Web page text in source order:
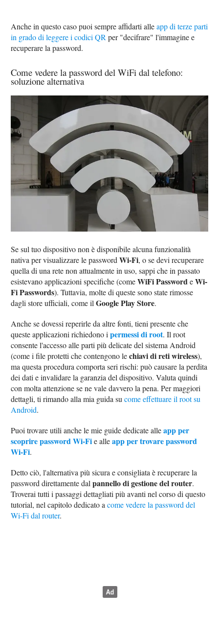
Anche in questo caso puoi sempre affidarti alleapp di terze parti
in grado di leggere i codici QR per "decifrare" l'immagine e
recuperare la password.
Come vedere la password del WiFi dal telefono:
soluzione alternativa
Se sul tuo dispositivo non è disponibile alcuna funzionalità
nativa per visualizzare le passwordWi-Fi, o se devi recuperare
quella di una rete non attualmente in uso, sappi che in passato
esistevano applicazioni specifiche (comeWiFi PasswordeWi-
Fi Passwords). Tuttavia, molte di queste sono state rimosse
dagli store ufficiali, come ilGoogle Play Store.
Anche se dovessi reperirle da altre fonti, tieni presente che
queste applicazioni richiedono ipermessi di root. Il root
consente l'accesso alle parti più delicate del sistema Android
(come i file protetti che contengono lechiavi di reti wireless),
ma questa procedura comporta seri rischi: può causare la perdita
dei dati e invalidare la garanzia del dispositivo. Valuta quindi
con molta attenzione se ne vale davvero la pena. Per maggiori
dettagli, ti rimando alla mia guida sucome effettuare il root su
Android.
Puoi trovare utili anche le mie guide dedicate alleapp per
scoprire password Wi-Fie alleapp per trovare password
Wi-Fi.
Detto ciò, l'alternativa più sicura e consigliata è recuperare la
password direttamente dalpannello di gestione del router.
Troverai tutti i passaggi dettagliati più avanti nel corso di questo
tutorial, nel capitolo dedicato acome vedere la password del
Wi-Fi dal router.